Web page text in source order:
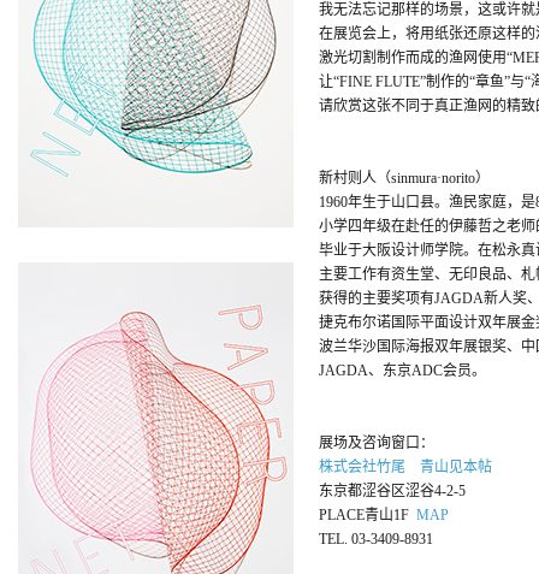
我无法忘记那样的场景，这或许
在展览会上，将用纸张还原这样的
激光切割制作而成的渔网使用
让“FINE FLUTE”制作的“章鱼”与
请欣赏这张不同于真正渔网的精
新村则人（sinmura·norito）
1960年生于山口县。渔民家庭，
小学四年级在赴任的伊藤哲之老
毕业于大阪设计师学院。在松永
主要工作有资生堂、无印良品、
获得的主要奖项有JAGDA新人奖
捷克布尔诺国际平面设计双年展
波兰华沙国际海报双年展银奖、
JAGDA、东京ADC会员。
展场及咨询窗口：
株式会社竹尾 青山见本帖
东京都涩谷区涩谷4-2-5
PLACE青山1F MAP
TEL. 03-3409-8931